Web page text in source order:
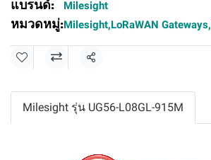
แบรนด์: Milesight
หมวดหมู่:Milesight,LoRaWAN Gateways,
แชร์
Milesight รุ่น UG56-L08GL-915M